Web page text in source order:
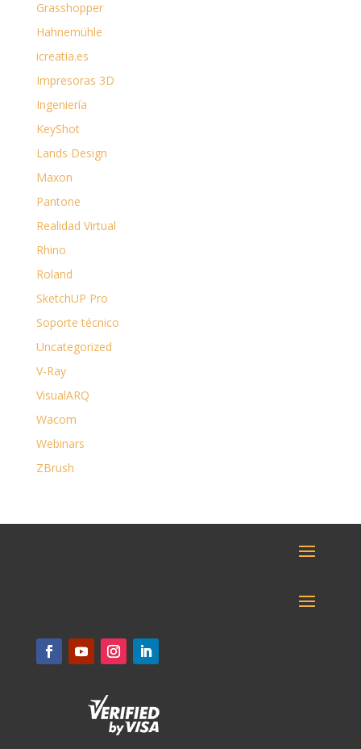
Grasshopper
Hahnemühle
icreatia.es
Impresoras 3D
Ingeniería
KeyShot
Lands Design
Maxon
Pantone
Realidad Virtual
Rhino
Roland
SketchUP Pro
Soporte técnico
Uncategorized
V-Ray
VisualARQ
Wacom
Webinars
ZBrush